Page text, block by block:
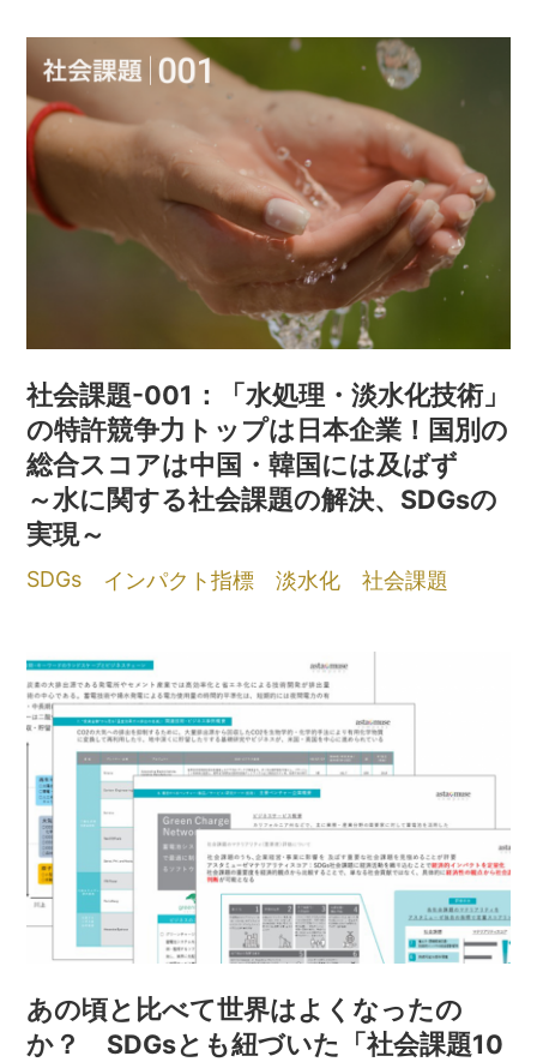
社会課題-001：「水処理・淡水化技術」
の特許競争力トップは日本企業！国別の
総合スコアは中国・韓国には及ばず
～水に関する社会課題の解決、SDGsの
実現～
SDGs インパクト指標 淡水化 社会課題
あの頃と比べて世界はよくなったの
か？ SDGsとも紐づいた「社会課題10